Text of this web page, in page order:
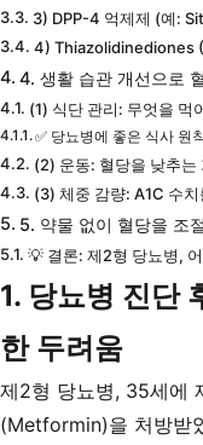
3) DPP-4 억제제 (예:
4) Thiazolidinediones
4. 생활 습관 개선으로
(1) 식단 관리: 무엇을 먹
✅ 당뇨병에 좋은 식사 원칙
(2) 운동: 혈당을 낮추는
(3) 체중 감량: A1C 수치
5. 약물 없이 혈당을 조
💡 결론: 제2형 당뇨병,
1. 당뇨병 진단
한 두려움
제2형 당뇨병, 35세에
(Metformin)을 처방받